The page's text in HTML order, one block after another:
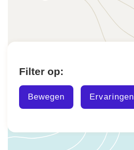
Filter op:
Bewegen Ervaringen